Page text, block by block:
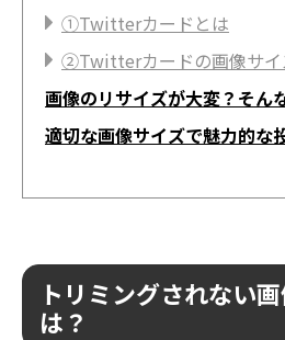
①Twitterカードとは
②Twitterカードの画像サイ
画像のリサイズが大変？そん
適切な画像サイズで魅力的な
トリミングされない
は？